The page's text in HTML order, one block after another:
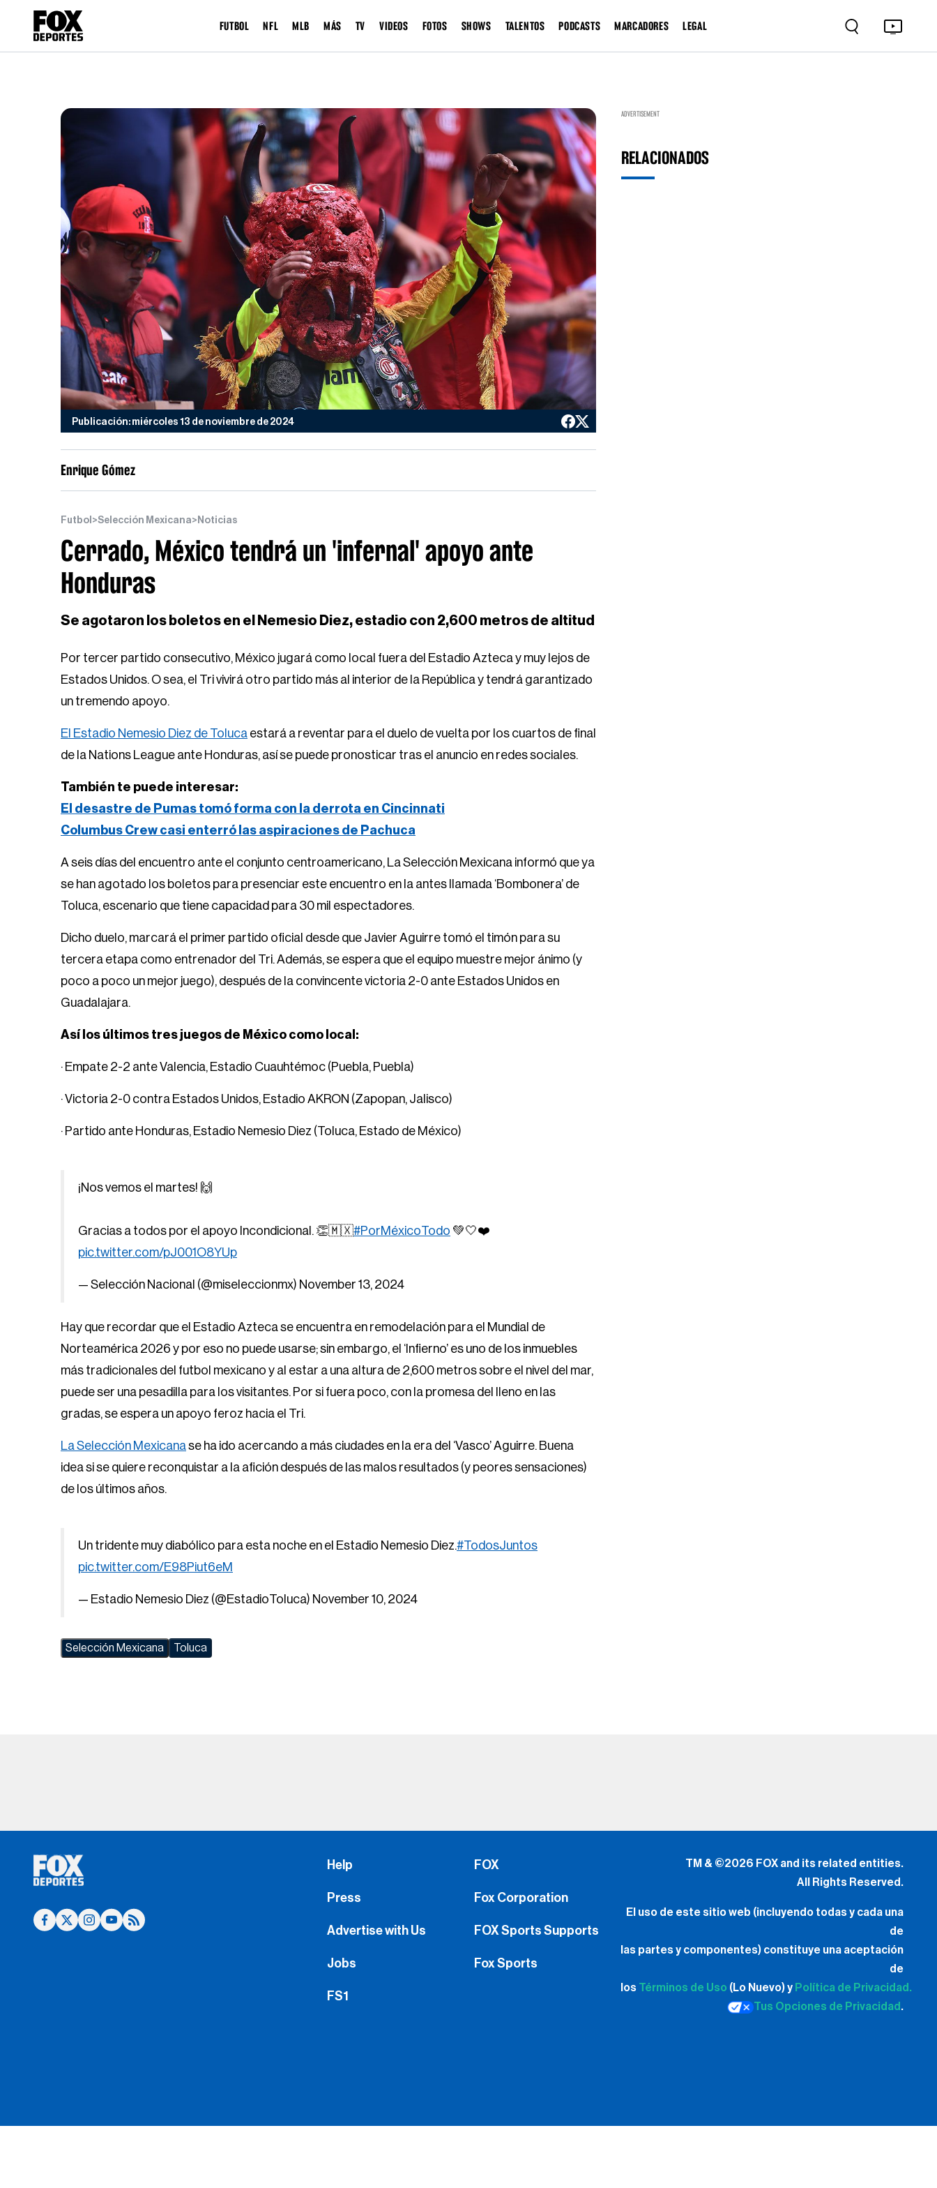
FUTBOL NFL MLB MÁS TV VIDEOS FOTOS SHOWS TALENTOS PODCASTS MARCADORES LEGAL
Publicación: miércoles 13 de noviembre de 2024
Enrique Gómez
Futbol >Selección Mexicana> Noticias
Cerrado, México tendrá un 'infernal' apoyo ante
Honduras
Se agotaron los boletos en el Nemesio Diez, estadio con 2,600 metros de altitud
Por tercer partido consecutivo, México jugará como local fuera del Estadio Azteca y muy lejos de
Estados Unidos. O sea, el Tri vivirá otro partido más al interior de la República y tendrá garantizado
un tremendo apoyo.
El Estadio Nemesio Diez de Toluca estará a reventar para el duelo de vuelta por los cuartos de final
de la Nations League ante Honduras, así se puede pronosticar tras el anuncio en redes sociales.
También te puede interesar:
El desastre de Pumas tomó forma con la derrota en Cincinnati
Columbus Crew casi enterró las aspiraciones de Pachuca
A seis días del encuentro ante el conjunto centroamericano, La Selección Mexicana informó que ya
se han agotado los boletos para presenciar este encuentro en la antes llamada ‘Bombonera’ de
Toluca, escenario que tiene capacidad para 30 mil espectadores.
Dicho duelo, marcará el primer partido oficial desde que Javier Aguirre tomó el timón para su
tercera etapa como entrenador del Tri. Además, se espera que el equipo muestre mejor ánimo (y
poco a poco un mejor juego), después de la convincente victoria 2-0 ante Estados Unidos en
Guadalajara.
Así los últimos tres juegos de México como local:
· Empate 2-2 ante Valencia, Estadio Cuauhtémoc (Puebla, Puebla)
· Victoria 2-0 contra Estados Unidos, Estadio AKRON (Zapopan, Jalisco)
· Partido ante Honduras, Estadio Nemesio Diez (Toluca, Estado de México)
¡Nos vemos el martes! 🙌
Gracias a todos por el apoyo Incondicional. 👏🇲🇽#PorMéxicoTodo 💚🤍❤️
pic.twitter.com/pJ001O8YUp
— Selección Nacional (@miseleccionmx) November 13, 2024
Hay que recordar que el Estadio Azteca se encuentra en remodelación para el Mundial de
Norteamérica 2026 y por eso no puede usarse; sin embargo, el ‘Infierno’ es uno de los inmuebles
más tradicionales del futbol mexicano y al estar a una altura de 2,600 metros sobre el nivel del mar,
puede ser una pesadilla para los visitantes. Por si fuera poco, con la promesa del lleno en las
gradas, se espera un apoyo feroz hacia el Tri.
La Selección Mexicanase ha ido acercando a más ciudades en la era del ‘Vasco’ Aguirre. Buena
idea si se quiere reconquistar a la afición después de las malos resultados (y peores sensaciones)
de los últimos años.
Un tridente muy diabólico para esta noche en el Estadio Nemesio Diez.#TodosJuntos
pic.twitter.com/E98Piut6eM
— Estadio Nemesio Diez (@EstadioToluca) November 10, 2024
Selección Mexicana Toluca
ADVERTISEMENT
RELACIONADOS
Help
Press
Advertise with Us
Jobs
FS1
FOX
Fox Corporation
FOX Sports Supports
Fox Sports
TM & ©2026 FOX and its related entities.
All Rights Reserved.
El uso de este sitio web (incluyendo todas y cada una
de
las partes y componentes) constituye una aceptación
de
los Términos de Uso (Lo Nuevo) y Política de Privacidad.
Tus Opciones de Privacidad .